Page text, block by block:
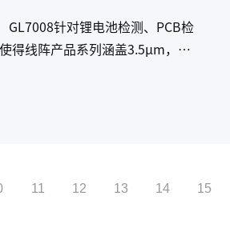
GL7008针对锂电池检测、PCB检
得线阵产品系列涵盖3.5μm，
11 12 13 14 15